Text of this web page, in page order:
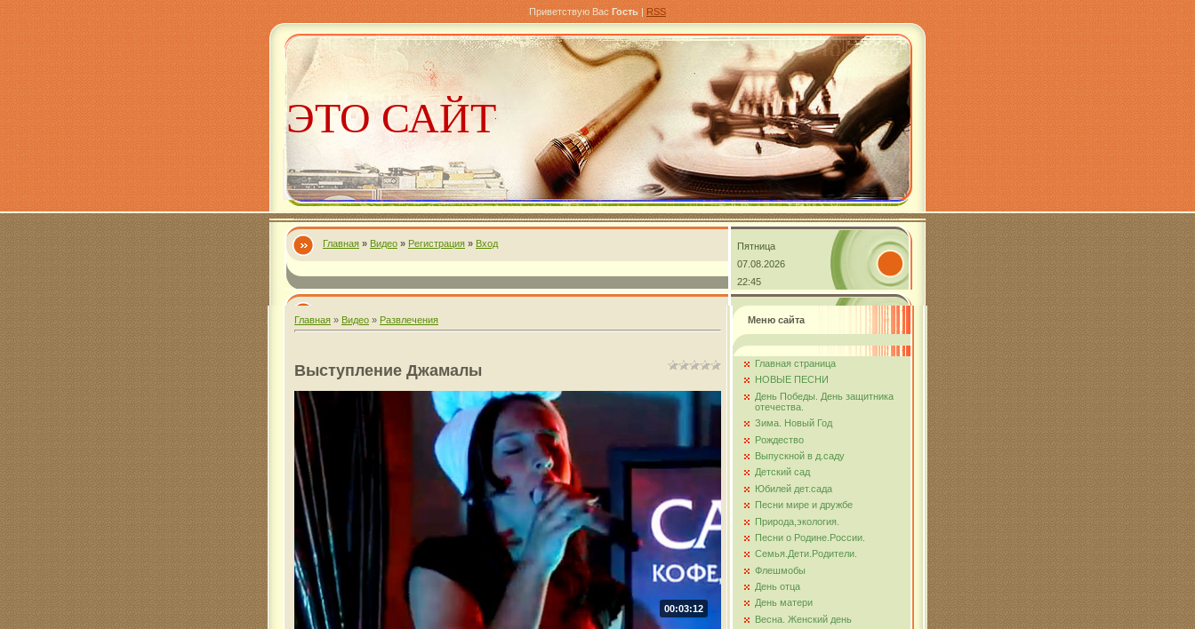
Приветствую Вас Гость | RSS
ЭТО САЙТ
Александра
Комарова
Главная » Видео » Регистрация » Вход
Пятница
07.08.2026
22:45
Главная » Видео » Развлечения
Выступление Джамалы
00:03:12
Меню сайта
Главная страница
НОВЫЕ ПЕСНИ
День Победы. День защитника
отечества.
Зима. Новый Год
Рождество
Выпускной в д.саду
Детский сад
Юбилей дет.сада
Песни мире и дружбе
Природа,экология.
Песни о Родине.России.
Семья.Дети.Родители.
Флешмобы
День отца
День матери
Весна. Женский день